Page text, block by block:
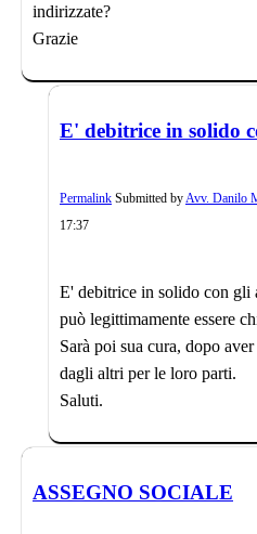
indirizzate?
Grazie
E' debitrice in solido
Permalink Submitted byAvv. Danilo
17:37
E' debitrice in solido con gli
può legittimamente essere
Sarà poi sua cura, dopo
dagli altri per le loro parti.
Saluti.
ASSEGNO SOCIALE